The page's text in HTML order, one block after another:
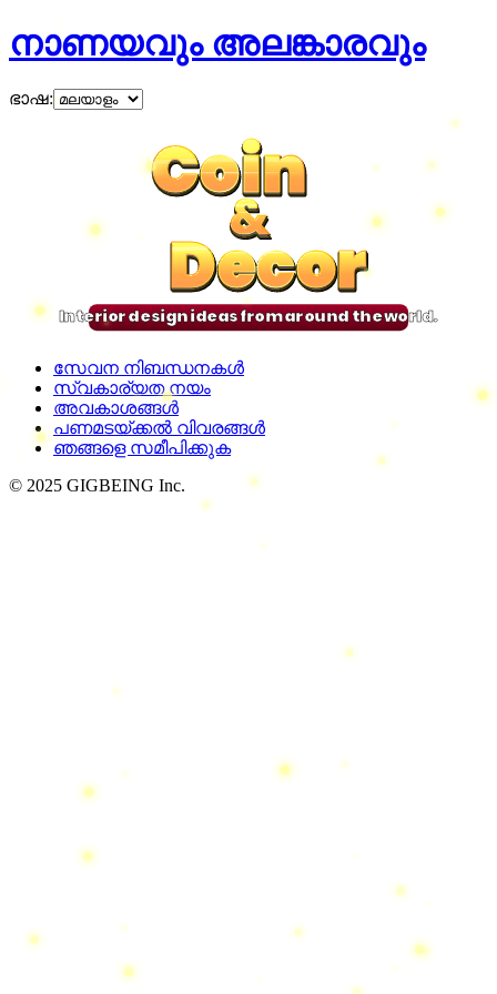
നാണയവും അലങ്കാരവും
ഭാഷ:
Coin
&
Decor
Coin
&
Decor
Coin
&
Decor
Coin
&
Decor
Interior design ideas from around the world.
സേവന നിബന്ധനകൾ
സ്വകാര്യത നയം
അവകാശങ്ങൾ
പണമടയ്ക്കൽ വിവരങ്ങൾ
ഞങ്ങളെ സമീപിക്കുക
© 2025 GIGBEING Inc.